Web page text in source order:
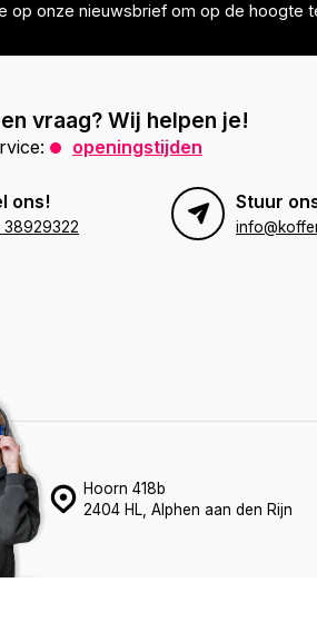
op onze nieuwsbrief om op de hoogte
vraag? Wij helpen je!
openingstijden
ons!
38929322
Stuur
Hoorn 418b
2404 HL, Alphen aan den Rijn